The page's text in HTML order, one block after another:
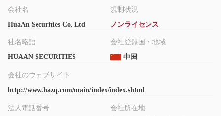
プラットフォーム/アプリ
会社名
HuaAn Securities Co. Ltd
社名略語
HUAAN SECURITIES
規制状況
ノンライセンス
会社登録国・地域
中国
会社のウェブサイト
http://www.hazq.com/main/index/index.shtml
法人電話番号
会社所在地